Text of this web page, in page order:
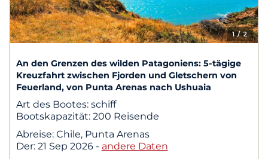
1/ 2
An den Grenzen des wilden Patagoniens: 5-tägige
Kreuzfahrt zwischen Fjorden und Gletschern von
Feuerland, von Punta Arenas nach Ushuaia
Art des Bootes: schiff
Bootskapazität: 200 Reisende
Abreise: Chile, Punta Arenas
Der: 21 Sep 2026 - andere Daten